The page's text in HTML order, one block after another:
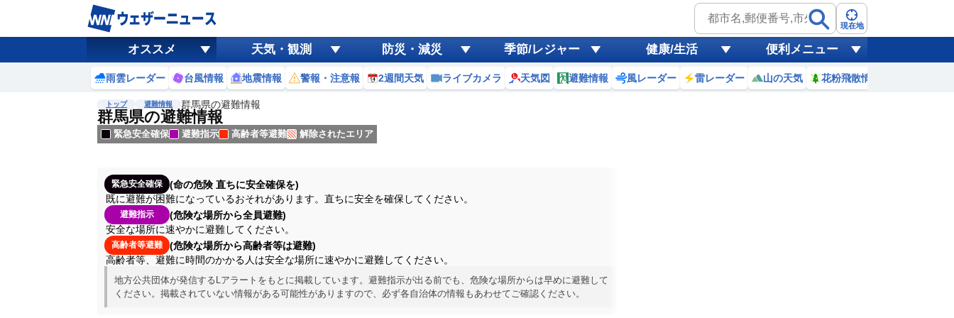
現在地
オススメ 天気・観測 防災・減災 季節/レジャー 健康/生活 便利メニュー
雨雲レーダー 台風情報 地震情報 警報・注意報 2週間天気 ライブカメラ 天気図 避難情報 風レーダー 雷レーダー 山の天気 花粉飛散情報
トップ 避難情報 群馬県の避難情報
群馬県の避難情報
緊急安全確保 避難指示 高齢者等避難 解除されたエリア
緊急安全確保 (命の危険 直ちに安全確保を)
既に避難が困難になっているおそれがあります。直ちに安全を確保してください。
避難指示 (危険な場所から全員避難)
安全な場所に速やかに避難してください。
高齢者等避難 (危険な場所から高齢者等は避難)
高齢者等、避難に時間のかかる人は安全な場所に速やかに避難してください。
地方公共団体が発信するLアラートをもとに掲載しています。避難指示が出る前でも、危険な場所からは早めに避難して
ください。掲載されていない情報がある可能性がありますので、必ず各自治体の情報もあわせてご確認ください。